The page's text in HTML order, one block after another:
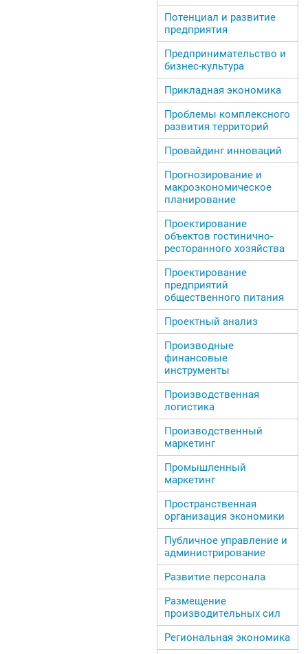
Потенциал и развитие
предприятия
Предпринимательство и
бизнес-культура
Прикладная экономика
Проблемы комплексного
развития территорий
Провайдинг инноваций
Прогнозирование и
макроэкономическое
планирование
Проектирование
объектов гостинично-
ресторанного хозяйства
Проектирование
предприятий
общественного питания
Проектный анализ
Производные
финансовые
инструменты
Производственная
логистика
Производственный
маркетинг
Промышленный
маркетинг
Пространственная
организация экономики
Публичное управление и
администрирование
Развитие персонала
Размещение
производительных сил
Региональная экономика